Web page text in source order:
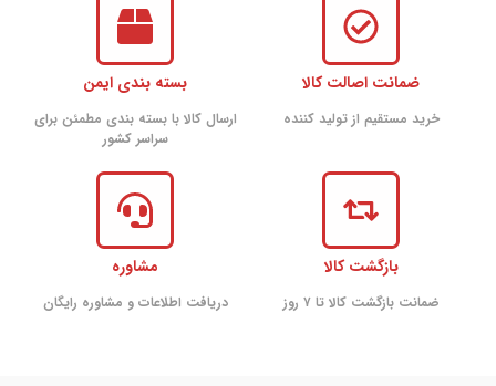
ضمانت اصالت کالا
خرید مستقیم از تولید کننده
بسته بندی ایمن
ارسال کالا با بسته بندی مطمئن برای
سراسر کشور
بازگشت کالا
ضمانت بازگشت کالا تا ۷ روز
مشاوره
دریافت اطلاعات و مشاوره رایگان